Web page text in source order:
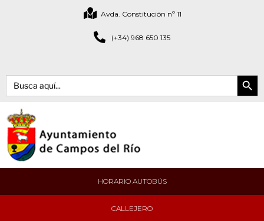
Avda. Constitución nº 11
(+34) 968 650 135
Buscar: Botón de
HORARIO AUTOBÚS
CALLEJERO